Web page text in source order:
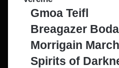
Gmoa Teifl
Breagazer
Morrigain March
Spirits of